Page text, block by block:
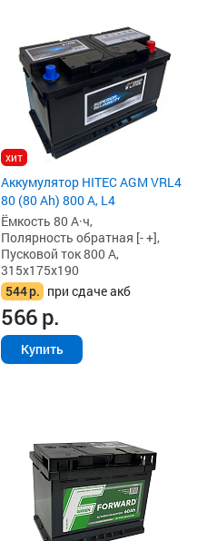
хит
Аккумулятор HITEC AGM VRL4
80 (80 Ah) 800 А, L4
Ёмкость 80 А·ч,
Полярность обратная [- +],
Пусковой ток 800 А,
315x175x190
544р. при сдаче акб
566р.
Купить